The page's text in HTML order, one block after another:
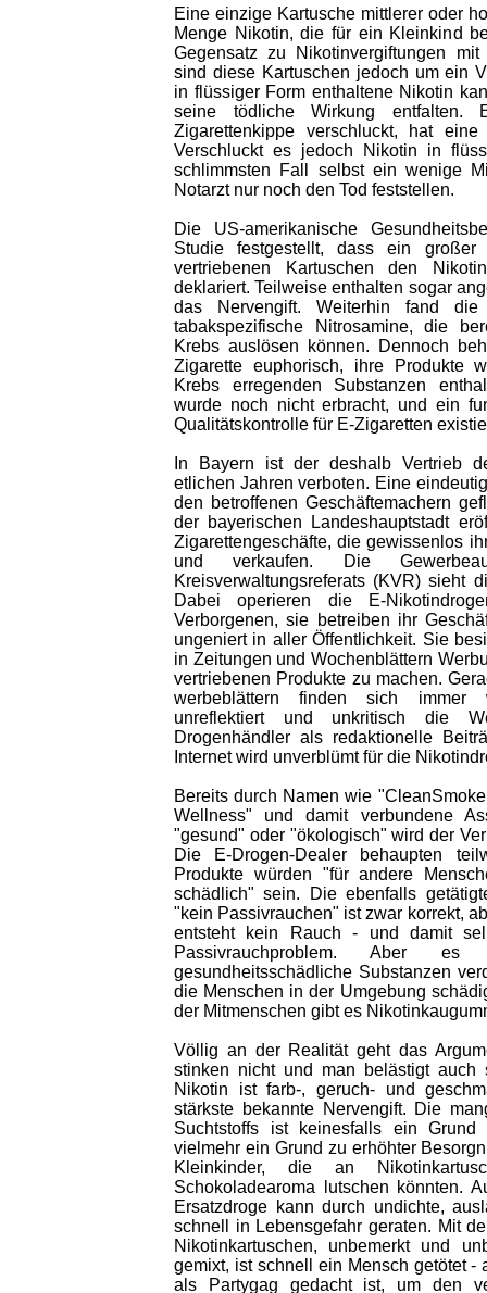
Eine einzige Kartusche mittlerer oder
Menge Nikotin, die für ein Kleinkind
Gegensatz zu Nikotinvergiftungen mit
sind diese Kartuschen jedoch um ein
in flüssiger Form enthaltene Nikotin
seine tödliche Wirkung entfalten.
Zigarettenkippe verschluckt, hat eine
Verschluckt es jedoch Nikotin in
schlimmsten Fall selbst ein wenige
Notarzt nur noch den Tod feststellen.
Die US-amerikanische
Studie festgestellt, dass ein
vertriebenen Kartuschen den
deklariert. Teilweise enthalten sogar
das Nervengift. Weiterhin fand
tabakspezifische Nitrosamine, die
Krebs auslösen können. Dennoch
Zigarette euphorisch, ihre Produkte
Krebs erregenden Substanzen
wurde noch nicht erbracht, und ein
Qualitätskontrolle für E-Zigaretten
In Bayern ist der deshalb Vertrieb
etlichen Jahren verboten. Eine
den betroffenen Geschäftemachern
der bayerischen Landeshauptstadt
Zigarettengeschäfte, die gewissenlos
und verkaufen. Die
Kreisverwaltungsreferats (KVR) sieht
Dabei operieren die E-
Verborgenen, sie betreiben ihr
ungeniert in aller Öffentlichkeit. Sie
in Zeitungen und Wochenblättern
vertriebenen Produkte zu machen.
werbeblättern finden sich immer
unreflektiert und unkritisch die
Drogenhändler als redaktionelle
Internet wird unverblümt für die
Bereits durch Namen wie
Wellness" und damit verbundene
"gesund" oder "ökologisch" wird der
Die E-Drogen-Dealer behaupten
Produkte würden "für andere
schädlich" sein. Die ebenfalls
"kein Passivrauchen" ist zwar korrekt,
entsteht kein Rauch - und damit
Passivrauchproblem. Aber
gesundheitsschädliche Substanzen
die Menschen in der Umgebung
der Mitmenschen gibt es
Völlig an der Realität geht das
stinken nicht und man belästigt auch
Nikotin ist farb-, geruch- und
stärkste bekannte Nervengift. Die
Suchtstoffs ist keinesfalls ein Grund
vielmehr ein Grund zu erhöhter
Kleinkinder, die an
Schokoladearoma lutschen könnten.
Ersatzdroge kann durch undichte,
schnell in Lebensgefahr geraten. Mit
Nikotinkartuschen, unbemerkt und
gemixt, ist schnell ein Mensch getötet -
als Partygag gedacht ist, um den